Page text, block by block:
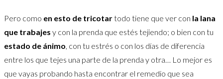
Pero como en esto de tricotartodo tiene que ver con la lana
que trabajes y con la prenda que estés tejiendo; o bien con tu
estado de ánimo, con tu estrés o con los días de diferencia
entre los que tejes una parte de la prenda y otra… Lo mejor es
que vayas probando hasta encontrar el remedio que sea